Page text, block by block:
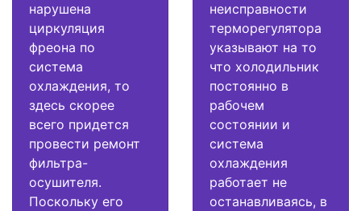
нарушена
циркуляция
фреона по
система
охлаждения, то
здесь скорее
всего придется
провести ремонт
фильтра-
осушителя.
Поскольку его
неисправности
терморегулятора
указывают на то
что холодильник
постоянно в
рабочем
состоянии и
система
охлаждения
работает не
останавливаясь, в